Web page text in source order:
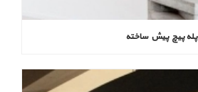
پله پیچ پیش‌ ساخته